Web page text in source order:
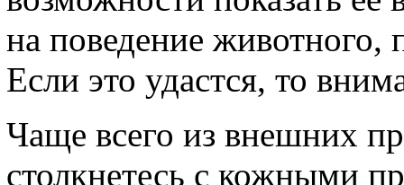
на поведение животного,
Если это удастся, то
Чаще всего из внешних
столкнетесь с кожными